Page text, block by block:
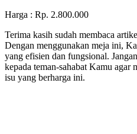
Harga : Rp. 2.800.000
Terima kasih sudah membaca
Dengan menggunakan meja ini,
yang efisien dan fungsional.
kepada teman-sahabat Kamu agar
isu yang berharga ini.